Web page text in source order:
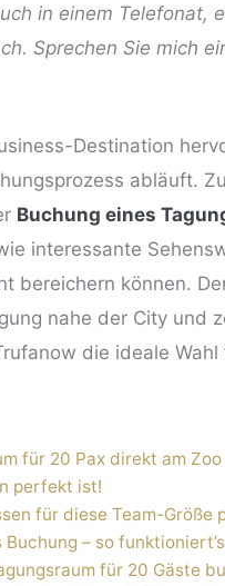
in einem Telefonat,
Sprechen Sie mich
Destination
abläuft.
Buchung eines
interessante
bereichern können.
nahe der City und
die ideale
für 20 Pax direkt am
perfekt ist!
für diese Team-Größe
– so
für 20 Gäste